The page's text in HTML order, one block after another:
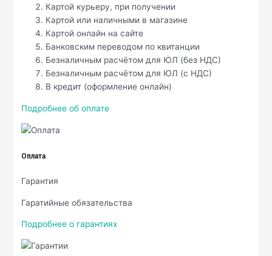
Картой курьеру, при получении
Картой или наличными в магазине
Картой онлайн на сайте
Банковским переводом по квитанции
Безналичным расчётом для ЮЛ (без НДС)
Безналичным расчётом для ЮЛ (с НДС)
В кредит (оформление онлайн)
Подробнее об оплате
Оплата
Гарантия
Гаратийные обязательства
Подробнее о гарантиях